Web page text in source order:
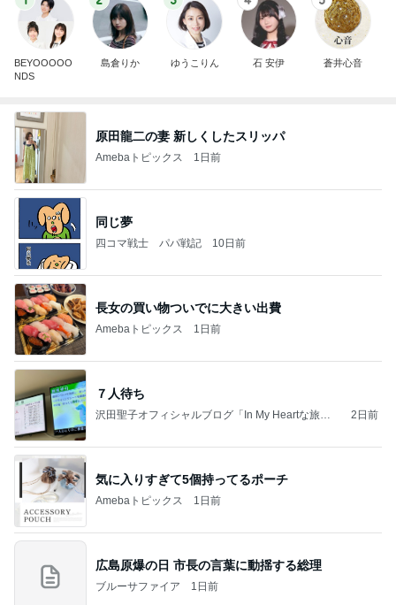
BEYOOOOO
NDS
島倉りか ゆうこりん 石 安伊 蒼井心音
原田龍二の妻 新しくしたスリッパ
Amebaトピックス 1日前
同じ夢
四コマ戦士 パパ戦記 10日前
長女の買い物ついでに大きい出費
Amebaトピックス 1日前
７人待ち
沢田聖子オフィシャルブログ「In My Heartな旅日
2日前
気に入りすぎて5個持ってるポーチ
Amebaトピックス 1日前
広島原爆の日 市長の言葉に動揺する総理
ブルーサファイア 1日前